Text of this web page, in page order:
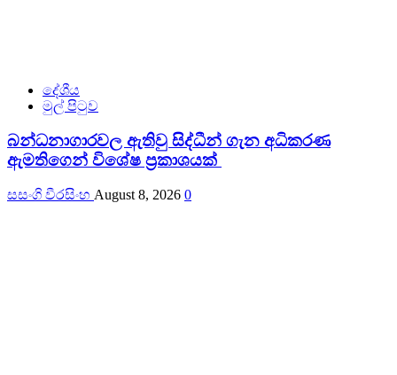
දේශීය
මුල් පිටුව
බන්ධනාගාරවල ඇතිවු සිද්ධීන් ගැන අධිකරණ
ඇමතිගෙන් විශේෂ ප්‍රකාශයක්
සසංගි වීරසිංහ August 8, 2026 0